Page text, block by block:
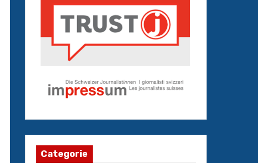
Categorie